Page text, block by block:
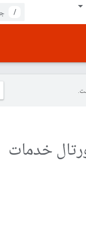
/
خدمات